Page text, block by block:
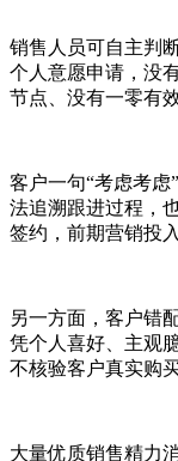
销售人员可自主判
个人意愿申请，没
节点、没有一零有
客户一句“考虑考
法追溯跟进过程，
签约，前期营销投
另一方面，客户错
凭个人喜好、主观
不核验客户真实购
大量优质销售精力